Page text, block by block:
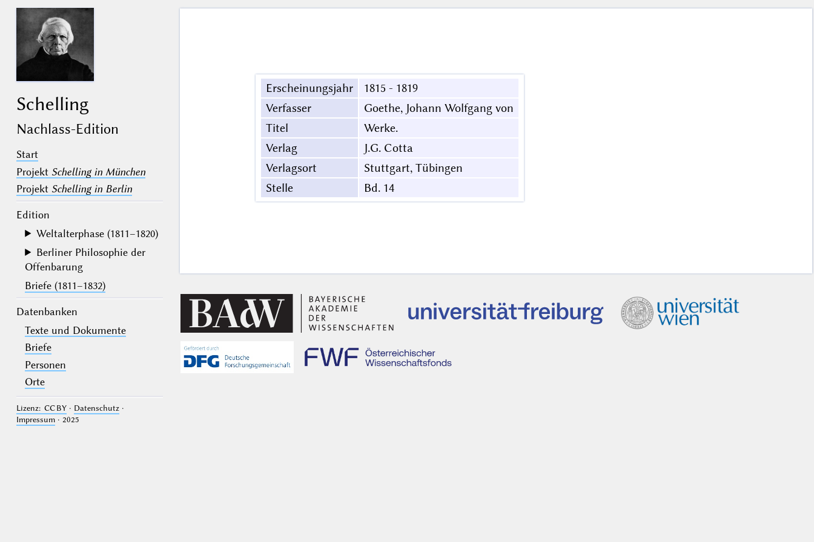
Schelling
Nachlass-Edition
Start
Projekt Schelling in München
Projekt Schelling in Berlin
Edition
Weltalterphase (1811–1820)
Berliner Philosophie der
Offenbarung
Briefe (1811–1832)
Datenbanken
Texte und Dokumente
Briefe
Personen
Orte
Lizenz: CC BY· Datenschutz·
Impressum· 2025
Erscheinungsjahr
1815 - 1819
Verfasser
Goethe, Johann Wolfgang von
Titel
Werke.
Verlag
J.G. Cotta
Verlagsort
Stuttgart, Tübingen
Stelle
Bd. 14